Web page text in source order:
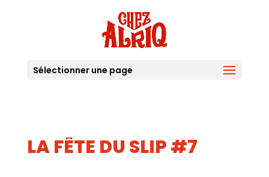
Sélectionner une page
LA FÊTE DU SLIP #7